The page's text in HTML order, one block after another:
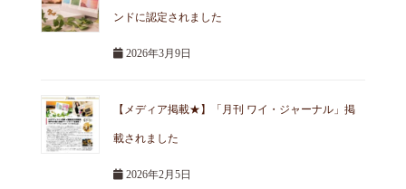
ンドに認定されました
2026年3月9日
【メディア掲載★】「月刊 ワイ・ジャーナル」掲
載されました
2026年2月5日